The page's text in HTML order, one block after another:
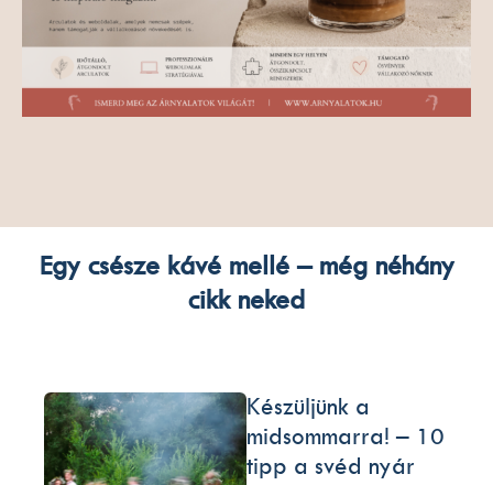
Egy csésze kávé mellé – még néhány
cikk neked
Készüljünk a
midsommarra! – 10
tipp a svéd nyár